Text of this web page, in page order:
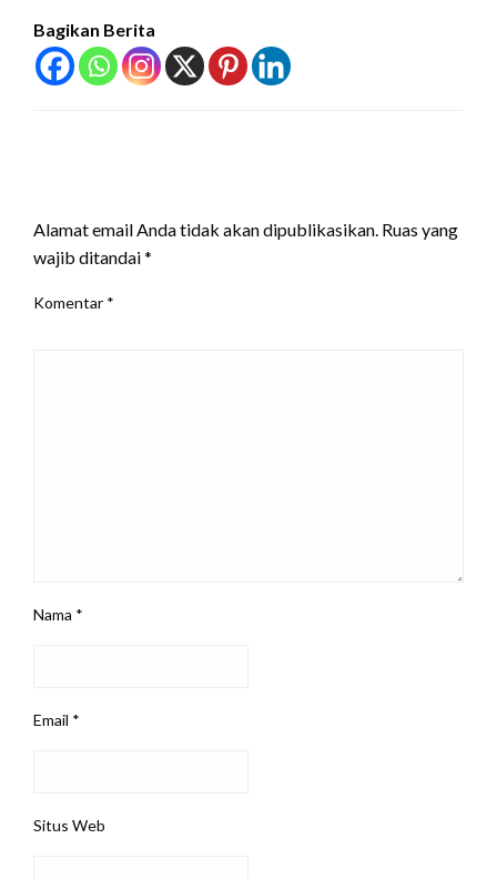
Bagikan Berita
Alamat email Anda tidak akan dipublikasikan. Ruas yang
wajib ditandai*
Komentar *
Nama *
Email *
Situs Web